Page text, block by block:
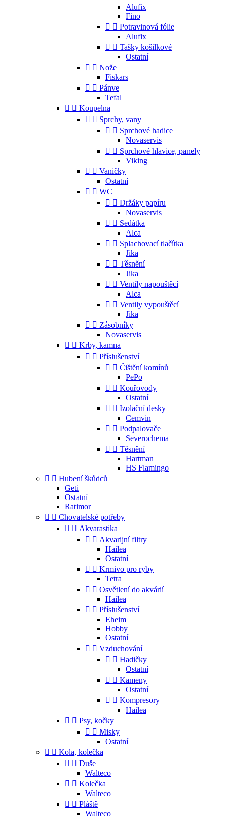
Alufix
Fino
  Potravinová fólie
Alufix
  Tašky košilkové
Ostatní
  Nože
Fiskars
  Pánve
Tefal
  Koupelna
  Sprchy, vany
  Sprchové hadice
Novaservis
  Sprchové hlavice, panely
Viking
  Vaničky
Ostatní
  WC
  Držáky papíru
Novaservis
  Sedátka
Alca
  Splachovací tlačítka
Jika
  Těsnění
Jika
  Ventily napouštěcí
Alca
  Ventily vypouštěcí
Jika
  Zásobníky
Novaservis
  Krby, kamna
  Příslušenství
  Čištění komínů
PePo
  Kouřovody
Ostatní
  Izolační desky
Cemvin
  Podpalovače
Severochema
  Těsnění
Hartman
HS Flamingo
  Hubení škůdců
Geti
Ostatní
Ratimor
  Chovatelské potřeby
  Akvarastika
  Akvarijní filtry
Hailea
Ostatní
  Krmivo pro ryby
Tetra
  Osvětlení do akvárií
Hailea
  Příslušenství
Eheim
Hobby
Ostatní
  Vzduchování
  Hadičky
Ostatní
  Kameny
Ostatní
  Kompresory
Hailea
  Psy, kočky
  Misky
Ostatní
  Kola, kolečka
  Duše
Walteco
  Kolečka
Walteco
  Pláště
Walteco